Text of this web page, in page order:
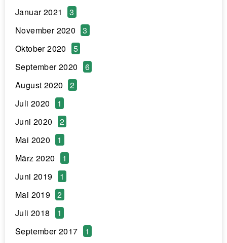
Januar 2021
3
November 2020
3
Oktober 2020
5
September 2020
6
August 2020
2
Juli 2020
1
Juni 2020
2
Mai 2020
1
März 2020
1
Juni 2019
1
Mai 2019
2
Juli 2018
1
September 2017
1